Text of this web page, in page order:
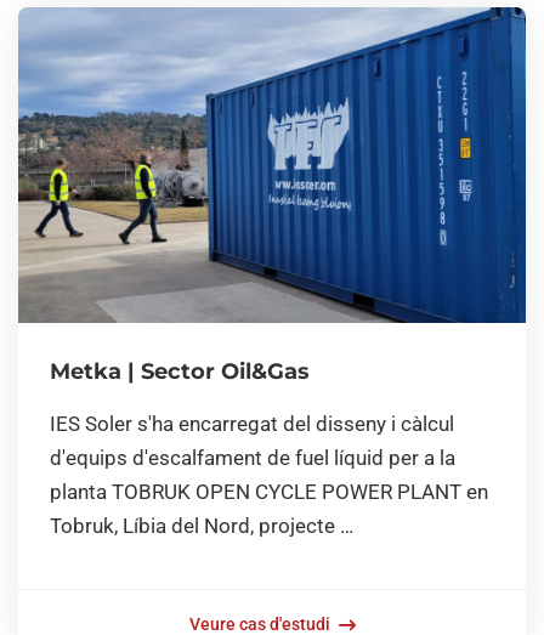
Metka | Sector Oil&Gas
IES Soler s'ha encarregat del disseny i càlcul
d'equips d'escalfament de fuel líquid per a la
planta TOBRUK OPEN CYCLE POWER PLANT en
Tobruk, Líbia del Nord, projecte …
Veure cas d'estudi